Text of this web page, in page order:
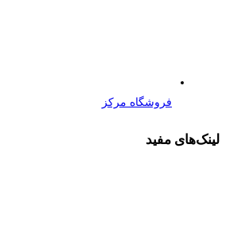
فروشگاه مرکز
لینک‌های مفید